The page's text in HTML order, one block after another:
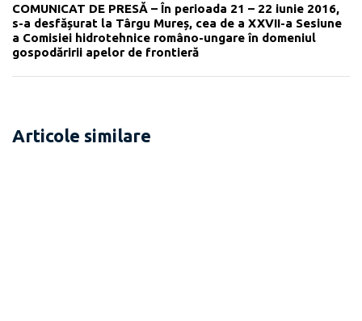
COMUNICAT DE PRESĂ – În perioada 21 – 22 iunie 2016,
s-a desfășurat la Târgu Mureș, cea de a XXVII-a Sesiune
a Comisiei hidrotehnice româno-ungare în domeniul
gospodăririi apelor de frontieră
Articole similare